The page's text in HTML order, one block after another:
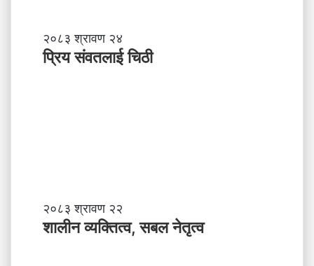
प्रि
य
२०८३ श्रावण २४
प्रिय संवतलाई चिठी
शा
ली
न
२०८३ श्रावण २२
शालीन व्यक्तित्व, सबल नेतृत्व